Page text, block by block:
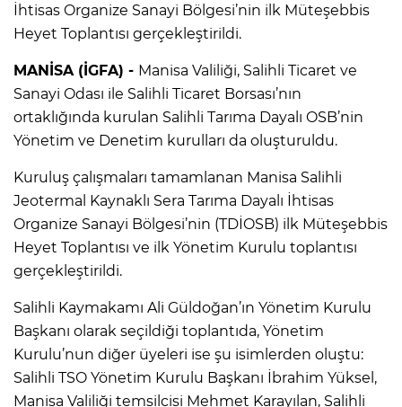
İhtisas Organize Sanayi Bölgesi’nin ilk Müteşebbis
Heyet Toplantısı gerçekleştirildi.
MANİSA (İGFA) - Manisa Valiliği, Salihli Ticaret ve
Sanayi Odası ile Salihli Ticaret Borsası’nın
ortaklığında kurulan Salihli Tarıma Dayalı OSB’nin
Yönetim ve Denetim kurulları da oluşturuldu.
Kuruluş çalışmaları tamamlanan Manisa Salihli
Jeotermal Kaynaklı Sera Tarıma Dayalı İhtisas
Organize Sanayi Bölgesi’nin (TDİOSB) ilk Müteşebbis
Heyet Toplantısı ve ilk Yönetim Kurulu toplantısı
gerçekleştirildi.
Salihli Kaymakamı Ali Güldoğan’ın Yönetim Kurulu
Başkanı olarak seçildiği toplantıda, Yönetim
Kurulu’nun diğer üyeleri ise şu isimlerden oluştu:
Salihli TSO Yönetim Kurulu Başkanı İbrahim Yüksel,
Manisa Valiliği temsilcisi Mehmet Karayılan, Salihli